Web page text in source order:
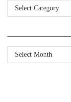
Kategorier
Arkiv